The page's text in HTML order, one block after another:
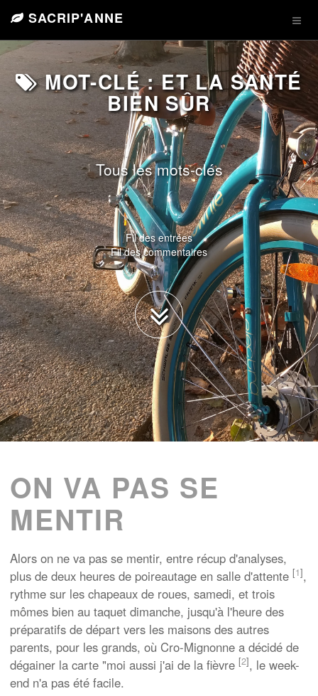
SACRIP'ANNE
MOT-CLÉ : ET LA SANTÉ
BIEN SÛR
Tous les mots-clés
Fil des entrées
Fil des commentaires
ON VA PAS SE
MENTIR
Alors on ne va pas se mentir, entre récup d'analyses,
plus de deux heures de poireautage en salle d'attente [1],
rythme sur les chapeaux de roues, samedi, et trois
mômes bien au taquet dimanche, jusqu'à l'heure des
préparatifs de départ vers les maisons des autres
parents, pour les grands, où Cro-Mignonne a décidé de
dégainer la carte "moi aussi j'ai de la fièvre [2], le week-
end n'a pas été facile.